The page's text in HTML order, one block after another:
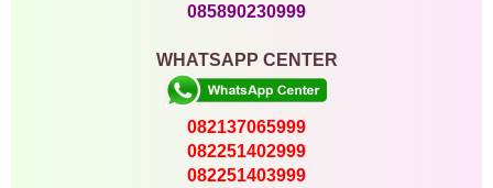
085890230999
WHATSAPP CENTER
082137065999
082251402999
082251403999